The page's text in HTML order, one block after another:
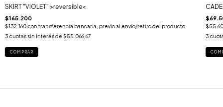
SKIRT "VIOLET" >reversible<
$165.200
$132.160con transferencia bancaria, previo al envío/retiro del producto.
3 cuotas sin interés de $55.066,67
COMPRAR
3